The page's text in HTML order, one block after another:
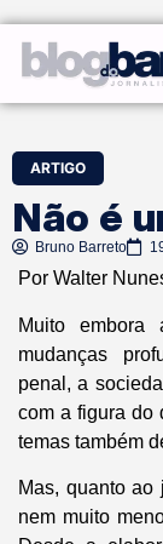
ARTIGO
Não é
Bruno Barreto
Por Walter
Muito
mudanças
penal, a
com a figura do
temas também
Mas, quanto
nem muito